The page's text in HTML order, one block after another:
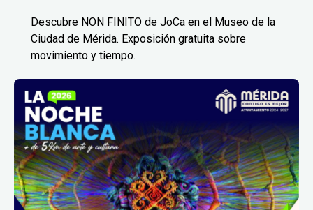
Descubre NON FINITO de JoCa en el Museo de la
Ciudad de Mérida. Exposición gratuita sobre
movimiento y tiempo.